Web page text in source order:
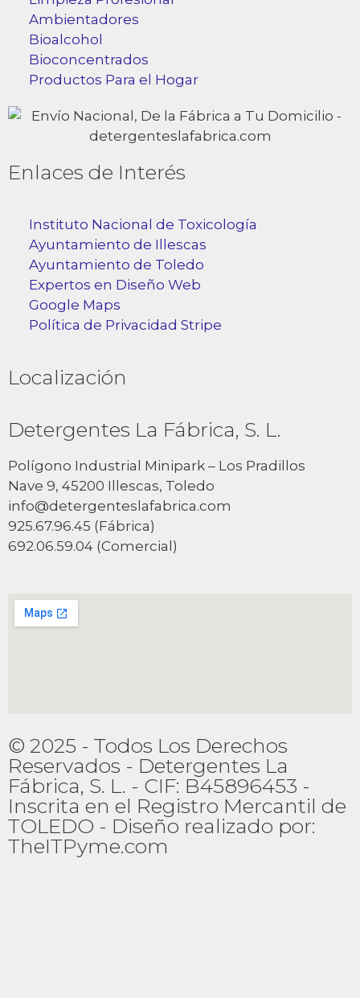
Ambientadores
Bioalcohol
Bioconcentrados
Productos Para el Hogar
Enlaces de Interés
Instituto Nacional de Toxicología
Ayuntamiento de Illescas
Ayuntamiento de Toledo
Expertos en Diseño Web
Google Maps
Política de Privacidad Stripe
Localización
Detergentes La Fábrica, S. L.
Polígono Industrial Minipark – Los Pradillos
Nave 9, 45200 Illescas, Toledo
info@detergenteslafabrica.com
925.67.96.45 (Fábrica)
692.06.59.04 (Comercial)
© 2025 - Todos Los Derechos
Reservados - Detergentes La
Fábrica, S. L. - CIF: B45896453 -
Inscrita en el Registro Mercantil de
TOLEDO - Diseño realizado por:
TheITPyme.com